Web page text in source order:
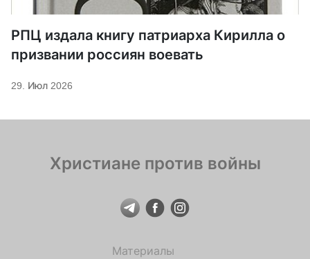
РПЦ издала книгу патриарха Кирилла о
призвании россиян воевать
29. Июл 2026
Христиане против войны
Материалы